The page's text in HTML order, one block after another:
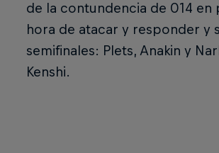
de la contundencia de 014
hora de atacar y responder y
semifinales: Plets, Anakin y
Kenshi.